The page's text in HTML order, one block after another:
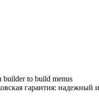
builder to build menus
гарантия: надежный